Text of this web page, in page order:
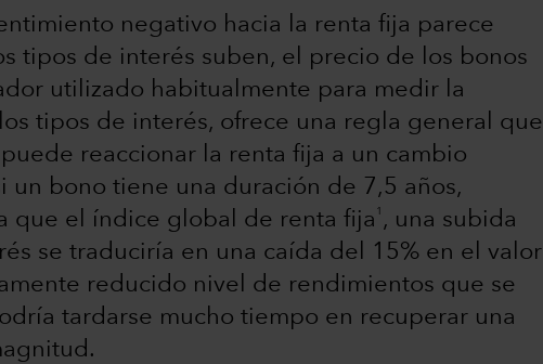
negativo hacia la renta fija parece
tipos de interés suben, el precio de los bonos
utilizado habitualmente para medir la
tipos de interés, ofrece una regla general que
reaccionar la renta fija a un cambio
un bono tiene una duración de 7,5 años,
que el índice global de renta fija 1
, una subida
se traduciría en una caída del 15% en el valor
reducido nivel de rendimientos que se
tardarse mucho tiempo en recuperar una